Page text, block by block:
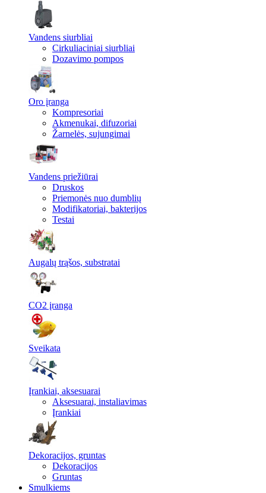
Vandens siurbliai
Cirkuliaciniai siurbliai
Dozavimo pompos
Oro įranga
Kompresoriai
Akmenukai, difuzoriai
Žarnelės, sujungimai
Vandens priežiūrai
Druskos
Priemonės nuo dumblių
Modifikatoriai, bakterijos
Testai
Augalų trąšos, substratai
CO2 įranga
Sveikata
Įrankiai, aksesuarai
Aksesuarai, instaliavimas
Įrankiai
Dekoracijos, gruntas
Dekoracijos
Gruntas
Smulkiems